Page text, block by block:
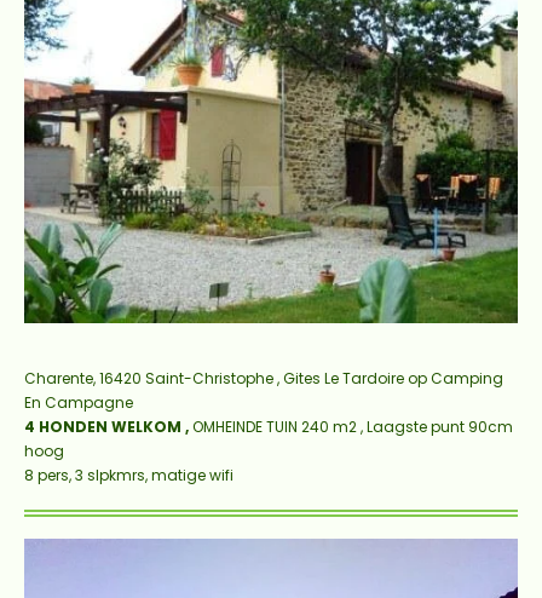
Charente, 16420 Saint-Christophe ,Gites Le Tardoire op Camping
En Campagne
4 HONDEN WELKOM ,OMHEINDE TUIN 240 m2 , Laagste punt 90cm
hoog
8 pers, 3 slpkmrs, matige wifi